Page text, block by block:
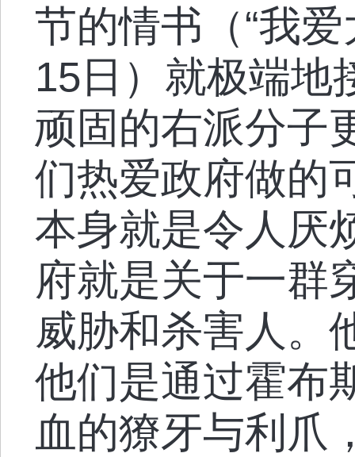
节的情书（“我
15日）就极端地
顽固的右派分子
们热爱政府做的
本身就是令人厌
府就是关于一群
威胁和杀害人。
他们是通过霍布
血的獠牙与利爪